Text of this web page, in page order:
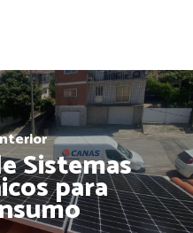
Sistemas
para